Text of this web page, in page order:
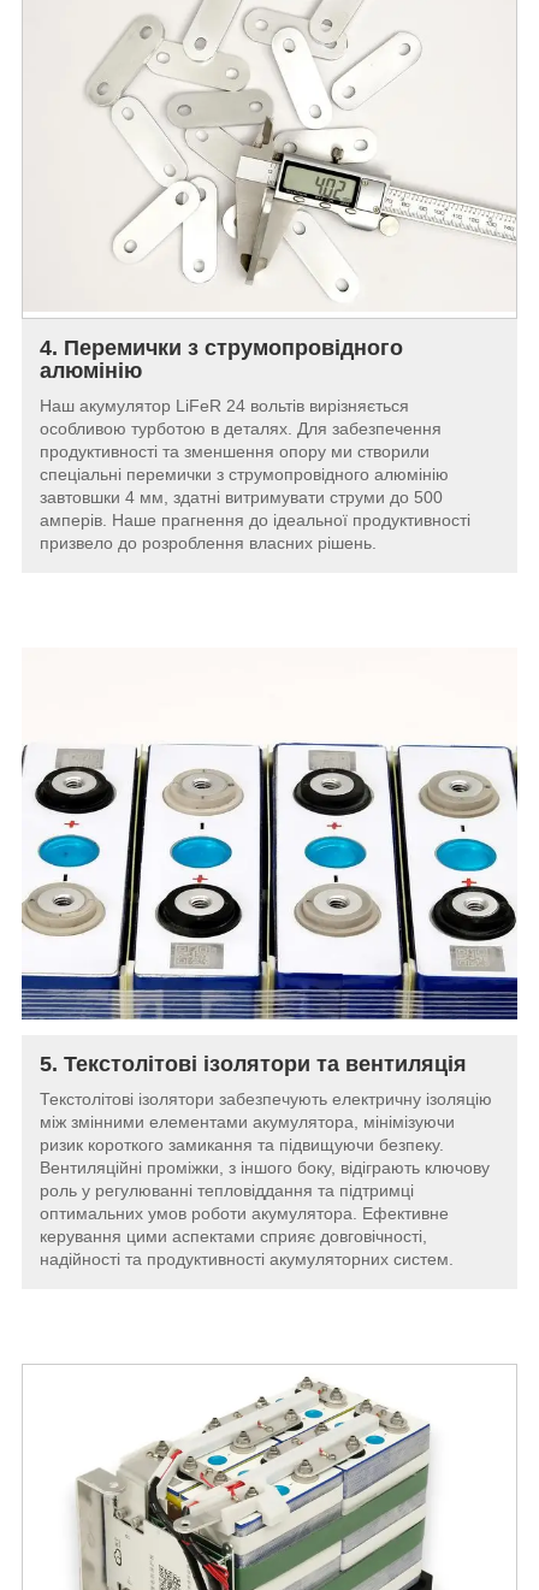
4. Перемички з струмопровідного
алюмінію
Наш акумулятор LiFeR 24 вольтів вирізняється
особливою турботою в деталях. Для забезпечення
продуктивності та зменшення опору ми створили
спеціальні перемички з струмопровідного алюмінію
завтовшки 4 мм, здатні витримувати струми до 500
амперів. Наше прагнення до ідеальної продуктивності
призвело до розроблення власних рішень.
5. Текстолітові ізолятори та вентиляція
Текстолітові ізолятори забезпечують електричну ізоляцію
між змінними елементами акумулятора, мінімізуючи
ризик короткого замикання та підвищуючи безпеку.
Вентиляційні проміжки, з іншого боку, відіграють ключову
роль у регулюванні тепловіддання та підтримці
оптимальних умов роботи акумулятора. Ефективне
керування цими аспектами сприяє довговічності,
надійності та продуктивності акумуляторних систем.